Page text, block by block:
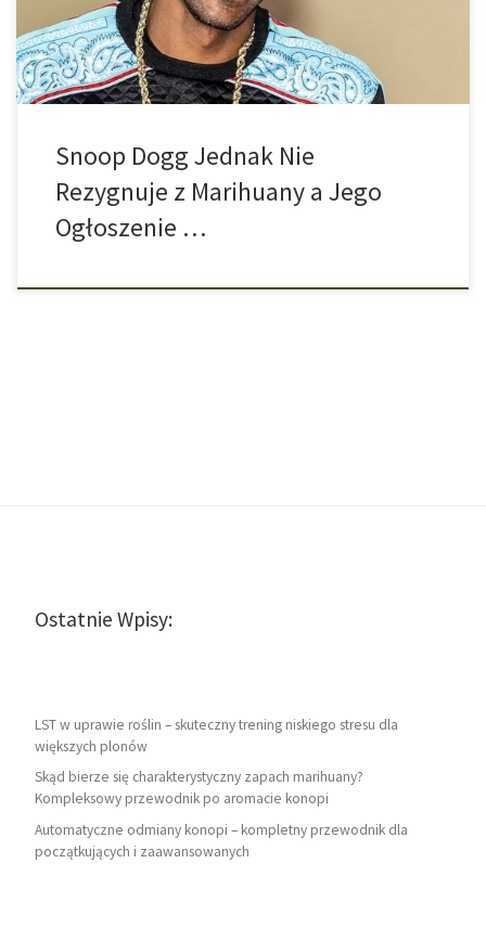
z moją rodziną zdecydowałem się rzucić palenie. Proszę […]
Snoop Dogg Jednak Nie
Rezygnuje z Marihuany a Jego
Ogłoszenie …
Ostatnie Wpisy:
LST w uprawie roślin – skuteczny trening niskiego stresu dla
większych plonów
Skąd bierze się charakterystyczny zapach marihuany?
Kompleksowy przewodnik po aromacie konopi
Automatyczne odmiany konopi – kompletny przewodnik dla
początkujących i zaawansowanych